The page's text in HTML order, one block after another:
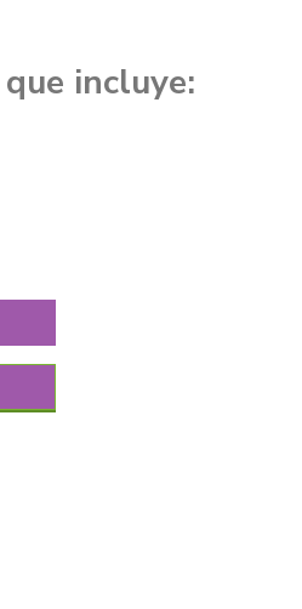
incluye: